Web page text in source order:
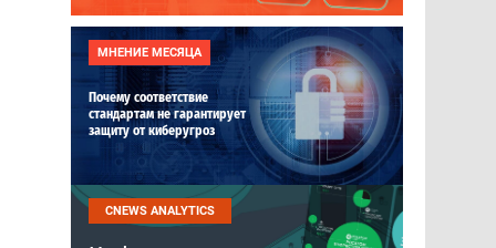
МНЕНИЕ МЕСЯЦА
Почему соответствие
стандартам не гарантирует
защиту от киберугроз
CNEWS ANALYTICS